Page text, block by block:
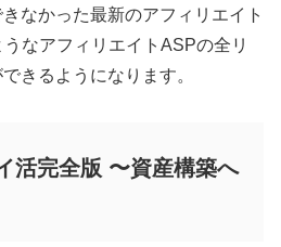
なかった最新のアフィリエイト
なアフィリエイトASPの全リ
きるようになります。
完全版 〜資産構築へ